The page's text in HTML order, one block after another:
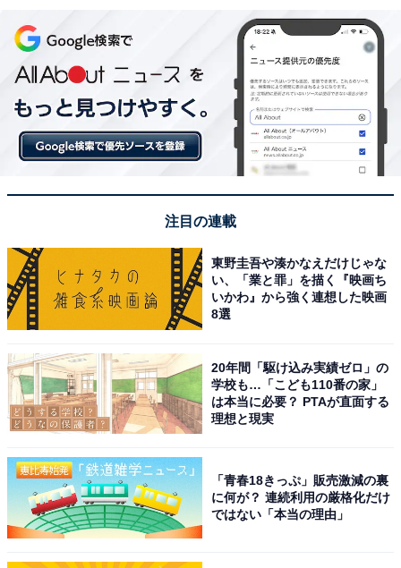
「はわい温泉 民宿鯉の湯」は源泉掛け流しの温泉
と絶品海鮮料理が魅力
はわい温泉 民宿鯉の湯（画像：「はわい温泉 民宿鯉の湯」公式Webサイト
注目の連載
東野圭吾や湊かなえだけじゃな
い、「業と罪」を描く『映画ち
いかわ』から強く連想した映画
8選
20年間「駆け込み実績ゼロ」の
学校も…「こども110番の家」
は本当に必要？ PTAが直面する
理想と現実
「青春18きっぷ」販売激減の裏
に何が？ 連続利用の厳格化だけ
ではない「本当の理由」